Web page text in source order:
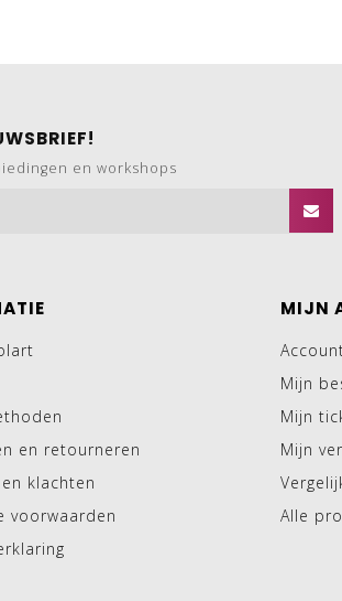
en workshops
en retourneren
klachten
voorwaarden
MIJN
Mijn
Mijn
Mijn
Alle